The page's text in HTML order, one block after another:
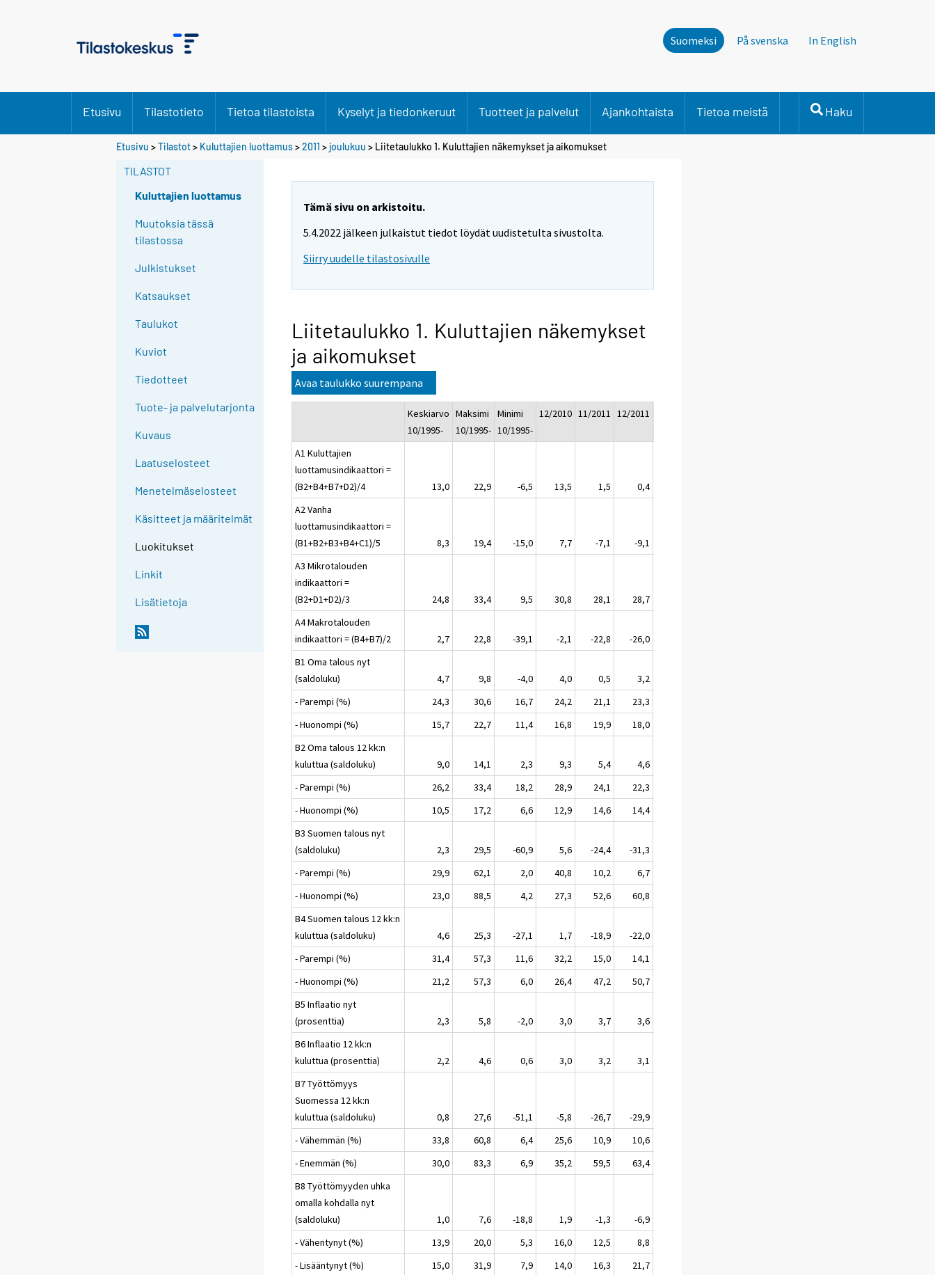
Suomeksi På svenska In English
Etusivu Tilastotieto Tietoa tilastoista Kyselyt ja tiedonkeruut Tuotteet ja palvelut Ajankohtaista Tietoa meistä Haku
Etusivu >Tilastot> Kuluttajien luottamus>2011 > joulukuu > Liitetaulukko 1. Kuluttajien näkemykset ja aikomukset
TILASTOT
Kuluttajien luottamus
Muutoksia tässä
tilastossa
Julkistukset
Katsaukset
Taulukot
Kuviot
Tiedotteet
Tuote- ja palvelutarjonta
Kuvaus
Laatuselosteet
Menetelmäselosteet
Käsitteet ja määritelmät
Luokitukset
Linkit
Lisätietoja
Tämä sivu on arkistoitu.
5.4.2022 jälkeen julkaistut tiedot löydät uudistetulta sivustolta.
Siirry uudelle tilastosivulle
Liitetaulukko 1. Kuluttajien näkemykset
ja aikomukset
Avaa taulukko suurempana
Keskiarvo
10/1995-
Maksimi
10/1995-
Minimi
10/1995-
12/2010 11/2011 12/2011
A1 Kuluttajien
luottamusindikaattori =
(B2+B4+B7+D2)/4
13,0 22,9 -6,5 13,5 1,5 0,4
A2 Vanha
luottamusindikaattori =
(B1+B2+B3+B4+C1)/5
8,3 19,4 -15,0 7,7 -7,1 -9,1
A3 Mikrotalouden
indikaattori =
(B2+D1+D2)/3
24,8 33,4 9,5 30,8 28,1 28,7
A4 Makrotalouden
indikaattori = (B4+B7)/2
2,7 22,8 -39,1 -2,1 -22,8 -26,0
B1 Oma talous nyt
(saldoluku)
4,7 9,8 -4,0 4,0 0,5 3,2
- Parempi (%)
24,3 30,6 16,7 24,2 21,1
23,3
- Huonompi (%)
15,7 22,7 11,4 16,8 19,9
18,0
B2 Oma talous 12 kk:n
kuluttua (saldoluku)
9,0 14,1 2,3 9,3 5,4 4,6
- Parempi (%)
26,2 33,4 18,2 28,9 24,1
22,3
- Huonompi (%)
10,5 17,2 6,6 12,9 14,6
14,4
B3 Suomen talous nyt
(saldoluku)
2,3 29,5 -60,9 5,6 -24,4 -31,3
- Parempi (%)
29,9 62,1 2,0 40,8 10,2
6,7
- Huonompi (%)
23,0 88,5 4,2 27,3 52,6
60,8
B4 Suomen talous 12 kk:n
kuluttua (saldoluku)
4,6 25,3 -27,1 1,7 -18,9 -22,0
- Parempi (%)
31,4 57,3 11,6 32,2 15,0
14,1
- Huonompi (%)
21,2 57,3 6,0 26,4 47,2
50,7
B5 Inflaatio nyt
(prosenttia)
2,3 5,8 -2,0 3,0 3,7
3,6
B6 Inflaatio 12 kk:n
kuluttua (prosenttia)
2,2 4,6 0,6 3,0 3,2
3,1
B7 Työttömyys
Suomessa 12 kk:n
kuluttua (saldoluku)
0,8 27,6 -51,1 -5,8 -26,7 -29,9
- Vähemmän (%)
33,8 60,8 6,4 25,6 10,9
10,6
- Enemmän (%)
30,0 83,3 6,9 35,2 59,5
63,4
B8 Työttömyyden uhka
omalla kohdalla nyt
(saldoluku)
1,0 7,6 -18,8 1,9 -1,3 -6,9
- Vähentynyt (%)
13,9 20,0 5,3 16,0 12,5
8,8
- Lisääntynyt (%)
15,0 31,9 7,9 14,0 16,3
21,7